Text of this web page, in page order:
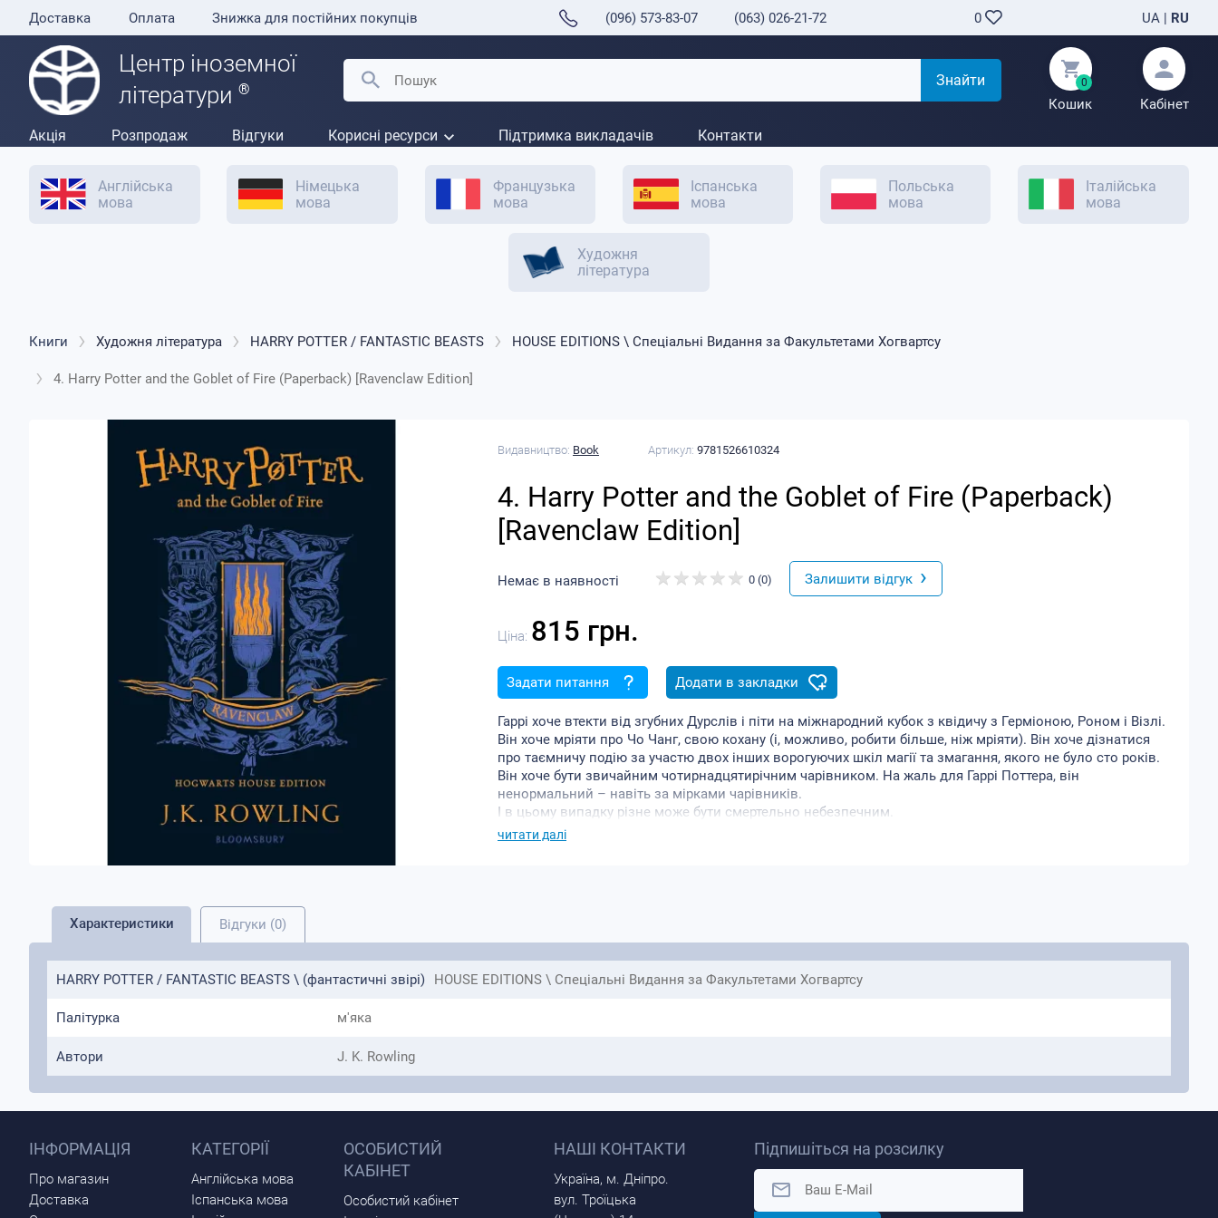
Доставка Оплата Знижка для постійних покупців (096) 573-83-07 (063) 026-21-72 0 UA | RU
Центр іноземної
літератури ®
Знайти 0
Кошик Кабінет
Акція Розпродаж Відгуки Корисні ресурси Підтримка викладачів Контакти
Англійська
мова
Німецька
мова
Французька
мова
Іспанська
мова
Польська
мова
Італійська
мова
Художня
література
Книги Художня література HARRY POTTER / FANTASTIC BEASTS HOUSE EDITIONS \ Спеціальні Видання за Факультетами Хогвартсу
4. Harry Potter and the Goblet of Fire (Paperback) [Ravenclaw Edition]
Видавництво: Book Артикул:9781526610324
4. Harry Potter and the Goblet of Fire (Paperback)
[Ravenclaw Edition]
Немає в наявності 0 (0) Залишити відгук ›
Ціна: 815 грн.
Задати питання Додати в закладки
Гаррі хоче втекти від згубних Дурслів і піти на міжнародний кубок з квідичу з Герміоною, Роном і Візлі.
Він хоче мріяти про Чо Чанг, свою кохану (і, можливо, робити більше, ніж мріяти). Він хоче дізнатися
про таємничу подію за участю двох інших ворогуючих шкіл магії та змагання, якого не було сто років.
Він хоче бути звичайним чотирнадцятирічним чарівником. На жаль для Гаррі Поттера, він
ненормальний – навіть за мірками чарівників.
І в цьому випадку різне може бути смертельно небезпечним.
читати далі
Характеристики Відгуки (0)
HARRY POTTER / FANTASTIC BEASTS \ (фантастичні звірі) HOUSE EDITIONS \ Спеціальні Видання за Факультетами Хогвартсу
Палітурка м'яка
Автори J. K. Rowling
ІНФОРМАЦІЯ
Про магазин
Доставка
КАТЕГОРІЇ
Англійська мова
Іспанська мова
ОСОБИСТИЙ
КАБІНЕТ
Особистий кабінет
НАШІ КОНТАКТИ
Україна, м. Дніпро.
вул. Троїцька
Підпишіться на розсилку